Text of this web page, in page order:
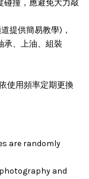
碰撞，應避免大力敲
提供簡易教學)，
承、上油、組裝
使用頻率定期更換
are randomly
and